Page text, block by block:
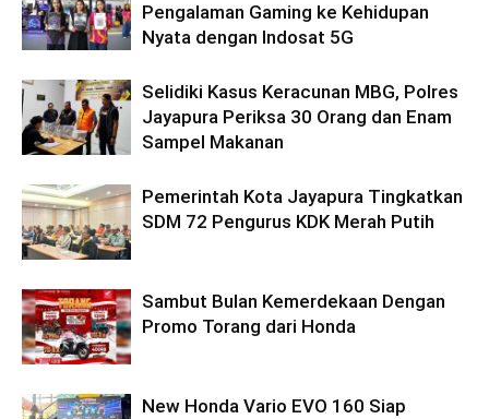
Pengalaman Gaming ke Kehidupan
Nyata dengan Indosat 5G
Selidiki Kasus Keracunan MBG, Polres
Jayapura Periksa 30 Orang dan Enam
Sampel Makanan
Pemerintah Kota Jayapura Tingkatkan
SDM 72 Pengurus KDK Merah Putih
Sambut Bulan Kemerdekaan Dengan
Promo Torang dari Honda
New Honda Vario EVO 160 Siap